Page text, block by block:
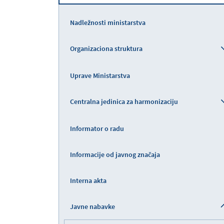
Nadležnosti ministarstva
Organizaciona struktura
Uprave Ministarstva
Centralna jedinica za harmonizaciju
Informator o radu
Informacije od javnog značaja
Interna akta
Javne nabavke